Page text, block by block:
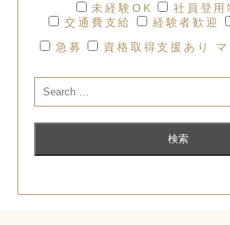
未経験OK
社員登用
交通費支給
経験者歓迎
急募
資格取得支援あり